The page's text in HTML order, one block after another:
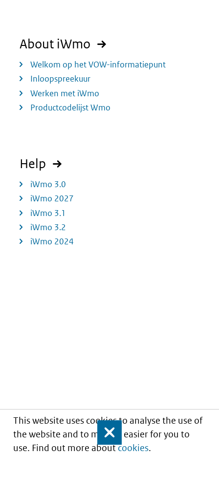
This website uses cookies to analyse the use of
the website and to make it easier for you to
use. Find out more aboutcookies.
Close
About iWmo
Welkom op het VOW-informatiepunt
Inloopspreekuur
Werken met iWmo
Productcodelijst Wmo
Help
iWmo 3.0
iWmo 2027
iWmo 3.1
iWmo 3.2
iWmo 2024